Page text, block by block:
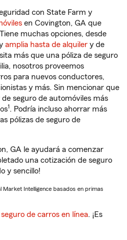
con State Farm y
en Covington, GA que
muchas opciones, desde
amplia hasta de alquiler y de
más que una póliza de seguro
nosotros proveemos
para nuevos conductores,
y más. Sin mencionar que
seguro de automóviles más
1. Podría incluso ahorrar más
pólizas de seguro de
GA le ayudará a comenzar
una cotización de seguro
y sencillo!
Market Intelligence basados en primas
de carros en línea. ¡Es